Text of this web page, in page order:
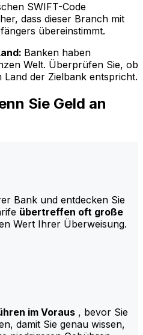
SWIFT-Code
dass dieser Branch mit
übereinstimmt.
Banken haben
Welt. Überprüfen Sie, ob
Land der Zielbank entspricht.
Sie Geld an
Bank und entdecken Sie
übertreffen oft große
Wert Ihrer Überweisung.
im Voraus , bevor Sie
damit Sie genau wissen,